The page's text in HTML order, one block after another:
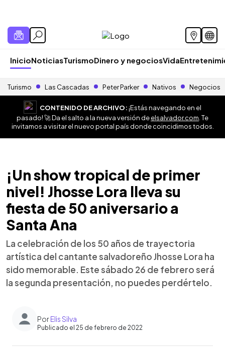
InicioNoticiasTurismoDinero y negociosVida
Turismo Las Cascadas Peter Parker Nativos Negocios
CONTENIDO DE ARCHIVO:¡Estás navegando en el
pasado! 🚀 Da el salto a la nueva versión deelsalvador.com . Te
invitamos a visitar el nuevo portal país donde coincidimos todos.
¡Un show tropical de primer
nivel! Jhosse Lora lleva su
fiesta de 50 aniversario a
Santa Ana
La celebración de los 50 años de trayectoria
artística del cantante salvadoreño Jhosse Lora ha
sido memorable. Este sábado 26 de febrero será
la segunda presentación, no puedes perdértelo.
PorElis Silva
Publicado el 25 de febrero de 2022